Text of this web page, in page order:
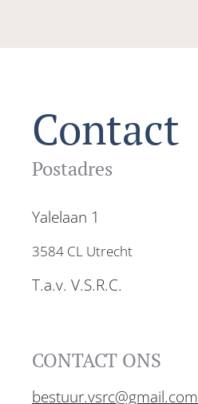
Contact
Postadres
Yalelaan 1
3584 CL Utrecht
T.a.v. V.S.R.C.
CONTACT ONS
bestuur.vsrc@gmail.com